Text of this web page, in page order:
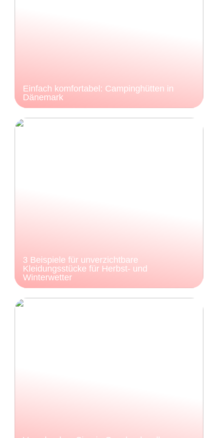
Einfach komfortabel: Campinghütten in
Dänemark
3 Beispiele für unverzichtbare
Kleidungsstücke für Herbst- und
Winterwetter